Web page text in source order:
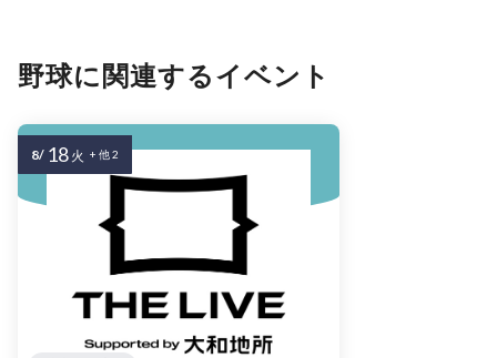
野球に関連するイベント
8/ 18 火 + 他 2